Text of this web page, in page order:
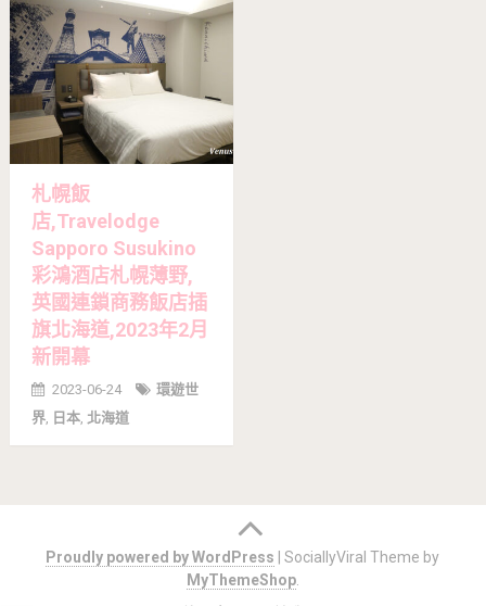
札幌飯
店,Travelodge
Sapporo Susukino
彩鴻酒店札幌薄野,
英國連鎖商務飯店插
旗北海道,2023年2月
新開幕
2023-06-24
環遊世
界, 日本, 北海道
navigation
Proudly powered by WordPress |SociallyViral Theme by
MyThemeShop.